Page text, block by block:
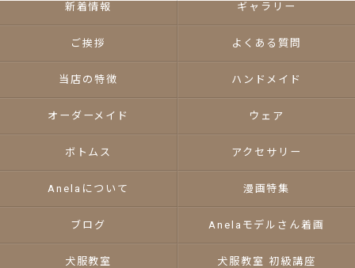
新着情報 ギャラリー
ご挨拶 よくある質問
当店の特徴 ハンドメイド
オーダーメイド ウェア
ボトムス アクセサリー
Anelaについて 漫画特集
ブログ Anelaモデルさん着画
犬服教室 犬服教室 初級講座